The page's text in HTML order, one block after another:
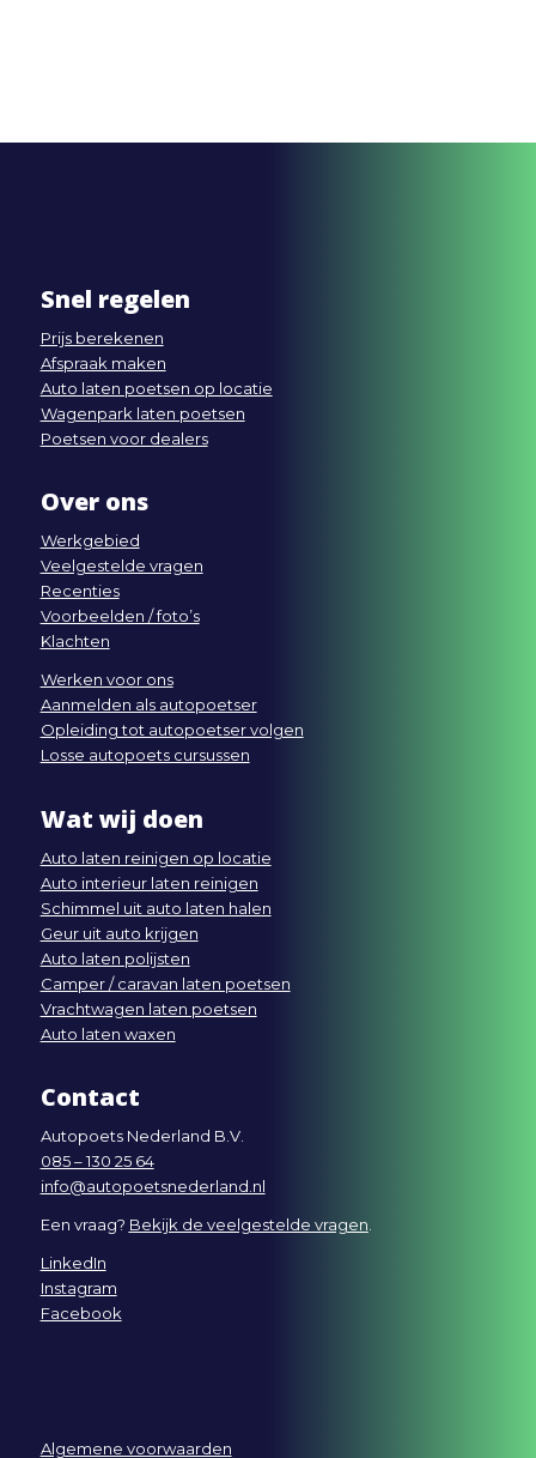
Snel regelen
Prijs berekenen
Afspraak maken
Auto laten poetsen op locatie
Wagenpark laten poetsen
Poetsen voor dealers
Over ons
Werkgebied
Veelgestelde vragen
Recenties
Voorbeelden / foto’s
Klachten
Werken voor ons
Aanmelden als autopoetser
Opleiding tot autopoetser volgen
Losse autopoets cursussen
Wat wij doen
Auto laten reinigen op locatie
Auto interieur laten reinigen
Schimmel uit auto laten halen
Geur uit auto krijgen
Auto laten polijsten
Camper / caravan laten poetsen
Vrachtwagen laten poetsen
Auto laten waxen
Contact
Autopoets Nederland B.V.
085 – 130 25 64
info@autopoetsnederland.nl
Een vraag? Bekijk de veelgestelde vragen
LinkedIn
Instagram
Facebook
Algemene voorwaarden